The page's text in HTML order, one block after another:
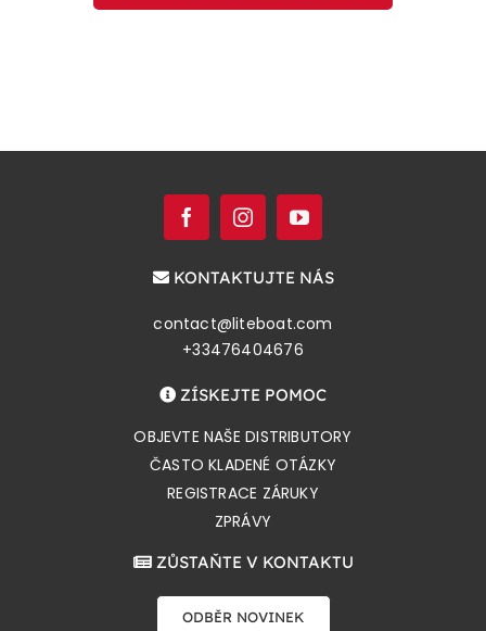
KONTAKTUJTE NÁS
contact@liteboat.com
+33476404676
ZÍSKEJTE POMOC
OBJEVTE NAŠE DISTRIBUTORY
ČASTO KLADENÉ OTÁZKY
REGISTRACE ZÁRUKY
ZPRÁVY
ZŮSTAŇTE V KONTAKTU
ODBĚR NOVINEK